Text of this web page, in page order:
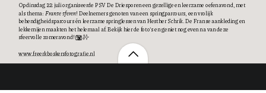
Op dinsdag 22 juli organiseerde PSV De Driesporen een gezellige en leerzame oefenavond, met
als thema: Franse sferen! Deelnemers genoten van een springparcours, een vrolijk
behendigheidsparcours én leerzame springlessen van Hesther Schrik. De Franse aankleding en
lekkernijen maakten het helemaal af. Bekijk hier de foto’s en geniet nog even na van deze
sfeervolle zomeravond! 📸✨
www.freerkboskersfotografie.nl